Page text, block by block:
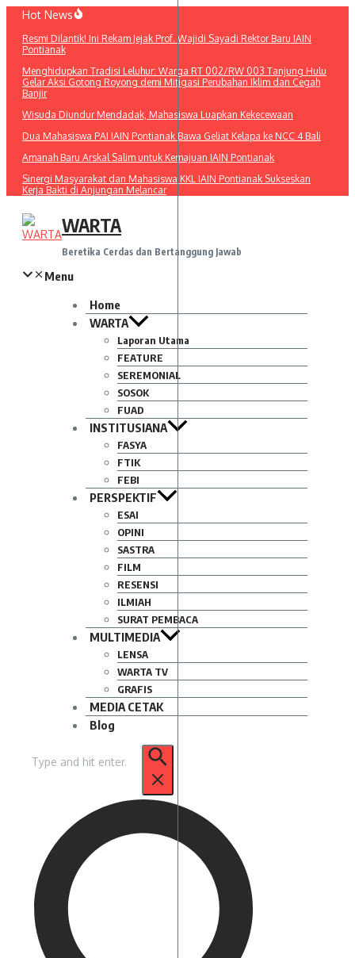
Lewati
konten
Hot News
Resmi Dilantik! Ini Rekam Jejak Prof. Wajidi Sayadi Rektor Baru IAIN
Pontianak
Menghidupkan Tradisi Leluhur: Warga RT 002/RW 003 Tanjung Hulu
Gelar Aksi Gotong Royong demi Mitigasi Perubahan Iklim dan Cegah
Banjir
Wisuda Diundur Mendadak, Mahasiswa Luapkan Kekecewaan
Dua Mahasiswa PAI IAIN Pontianak Bawa Geliat Kelapa ke NCC 4 Bali
Amanah Baru Arskal Salim untuk Kemajuan IAIN Pontianak
Sinergi Masyarakat dan Mahasiswa KKL IAIN Pontianak Sukseskan
Kerja Bakti di Anjungan Melancar
WARTA
Beretika Cerdas dan Bertanggung Jawab
Menu
Home
WARTA
Laporan Utama
FEATURE
SEREMONIAL
SOSOK
FUAD
INSTITUSIANA
FASYA
FTIK
FEBI
PERSPEKTIF
ESAI
OPINI
SASTRA
FILM
RESENSI
ILMIAH
SURAT PEMBACA
MULTIMEDIA
LENSA
WARTA TV
GRAFIS
MEDIA CETAK
Blog
untuk: